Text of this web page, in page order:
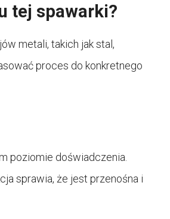
tej spawarki?
metali, takich jak stal,
proces do konkretnego
poziomie doświadczenia.
sprawia, że jest przenośna i